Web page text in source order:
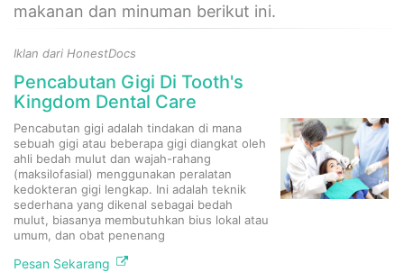
makanan dan minuman berikut ini.
Iklan dari HonestDocs
Pencabutan Gigi Di Tooth's
Kingdom Dental Care
Pencabutan gigi adalah tindakan di mana
sebuah gigi atau beberapa gigi diangkat oleh
ahli bedah mulut dan wajah-rahang
(maksilofasial) menggunakan peralatan
kedokteran gigi lengkap. Ini adalah teknik
sederhana yang dikenal sebagai bedah
mulut, biasanya membutuhkan bius lokal atau
umum, dan obat penenang
Pesan Sekarang